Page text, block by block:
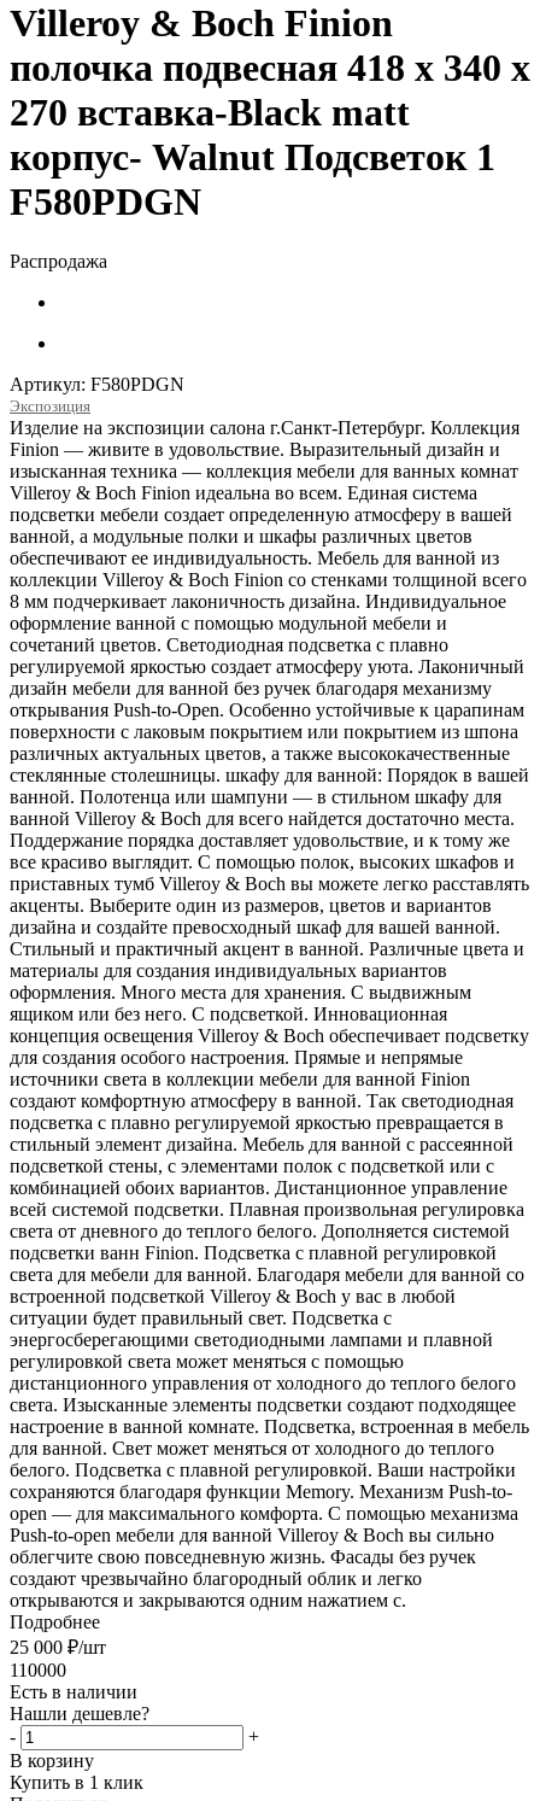
Villeroy & Boch Finion
полочка подвесная 418 x 340 x
270 вставка-Black matt
корпус- Walnut Подсветок 1
F580PDGN
Распродажа
Артикул: F580PDGN
Экспозиция
Изделие на экспозиции салона г.Санкт-Петербург. Коллекция
Finion — живите в удовольствие. Выразительный дизайн и
изысканная техника — коллекция мебели для ванных комнат
Villeroy & Boch Finion идеальна во всем. Единая система
подсветки мебели создает определенную атмосферу в вашей
ванной, а модульные полки и шкафы различных цветов
обеспечивают ее индивидуальность. Мебель для ванной из
коллекции Villeroy & Boch Finion со стенками толщиной всего
8 мм подчеркивает лаконичность дизайна. Индивидуальное
оформление ванной с помощью модульной мебели и
сочетаний цветов. Светодиодная подсветка с плавно
регулируемой яркостью создает атмосферу уюта. Лаконичный
дизайн мебели для ванной без ручек благодаря механизму
открывания Push-to-Open. Особенно устойчивые к царапинам
поверхности с лаковым покрытием или покрытием из шпона
различных актуальных цветов, а также высококачественные
стеклянные столешницы. шкафу для ванной: Порядок в вашей
ванной. Полотенца или шампуни — в стильном шкафу для
ванной Villeroy & Boch для всего найдется достаточно места.
Поддержание порядка доставляет удовольствие, и к тому же
все красиво выглядит. С помощью полок, высоких шкафов и
приставных тумб Villeroy & Boch вы можете легко расставлять
акценты. Выберите один из размеров, цветов и вариантов
дизайна и создайте превосходный шкаф для вашей ванной.
Стильный и практичный акцент в ванной. Различные цвета и
материалы для создания индивидуальных вариантов
оформления. Много места для хранения. С выдвижным
ящиком или без него. С подсветкой. Инновационная
концепция освещения Villeroy & Boch обеспечивает подсветку
для создания особого настроения. Прямые и непрямые
источники света в коллекции мебели для ванной Finion
создают комфортную атмосферу в ванной. Так светодиодная
подсветка с плавно регулируемой яркостью превращается в
стильный элемент дизайна. Мебель для ванной с рассеянной
подсветкой стены, с элементами полок с подсветкой или с
комбинацией обоих вариантов. Дистанционное управление
всей системой подсветки. Плавная произвольная регулировка
света от дневного до теплого белого. Дополняется системой
подсветки ванн Finion. Подсветка с плавной регулировкой
света для мебели для ванной. Благодаря мебели для ванной со
встроенной подсветкой Villeroy & Boch у вас в любой
ситуации будет правильный свет. Подсветка с
энергосберегающими светодиодными лампами и плавной
регулировкой света может меняться с помощью
дистанционного управления от холодного до теплого белого
света. Изысканные элементы подсветки создают подходящее
настроение в ванной комнате. Подсветка, встроенная в мебель
для ванной. Свет может меняться от холодного до теплого
белого. Подсветка с плавной регулировкой. Ваши настройки
сохраняются благодаря функции Memory. Механизм Push-to-
open — для максимального комфорта. С помощью механизма
Push-to-open мебели для ванной Villeroy & Boch вы сильно
облегчите свою повседневную жизнь. Фасады без ручек
создают чрезвычайно благородный облик и легко
открываются и закрываются одним нажатием с.
Подробнее
25 000 ₽/шт
110000
Есть в наличии
Нашли дешевле?
-
+
В корзину
Купить в 1 клик